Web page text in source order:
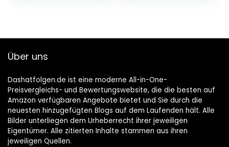
Über uns
Dashatfolgen.de ist eine moderne All-in-One-
Preisvergleichs- und Bewertungswebsite, die die besten auf
Amazon verfügbaren Angebote bietet und Sie durch die
neuesten hinzugefügten Blogs auf dem Laufenden hält. Alle
Bilder unterliegen dem Urheberrecht ihrer jeweiligen
Eigentümer. Alle zitierten Inhalte stammen aus ihren
jeweiligen Quellen.